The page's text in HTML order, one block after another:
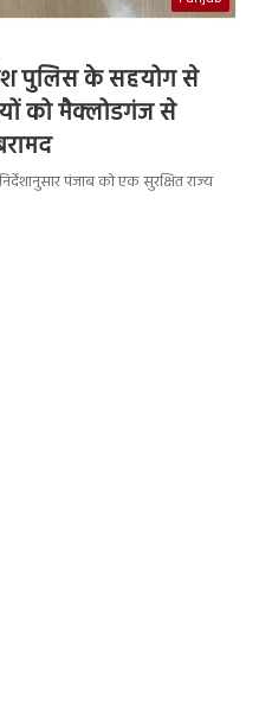
पुलिस के सहयोग से
को मैक्लोडगंज से
पंजाब को एक सुरक्षित राज्य